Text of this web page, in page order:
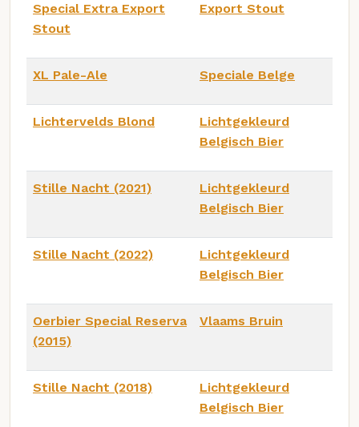
Special Extra Export
Stout
Export Stout
XL Pale-Ale Speciale Belge
Lichtervelds Blond
Lichtgekleurd
Belgisch Bier
Stille Nacht (2021)
Lichtgekleurd
Belgisch Bier
Stille Nacht (2022)
Lichtgekleurd
Belgisch Bier
Oerbier Special Reserva
(2015)
Vlaams Bruin
Stille Nacht (2018)
Lichtgekleurd
Belgisch Bier